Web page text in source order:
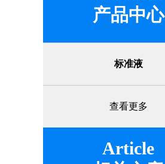
产品中心
标准液
查看更多
Article